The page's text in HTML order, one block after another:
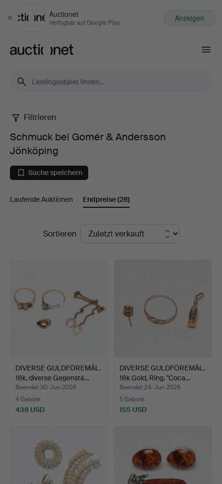
Schließen
Auctionet
Verfügbar auf Google Play Anzeigen
Schmuck
bei
Gomér
Jönköping
Filtrieren
Schmuck bei Gomér & Andersson
Jönköping
Suche speichern
Laufende Auktionen Endpreise(28)
EndpreiseSortieren
DIVERSE GULDFÖREMÅL.
18k, diverse Gegenstä…
Beendet 30. Jun 2026
4 Gebote
438 USD
DIVERSE GULDFÖREMÅL.
18k Gold, Ring, "Coca…
Beendet 24. Jun 2026
5 Gebote
155 USD